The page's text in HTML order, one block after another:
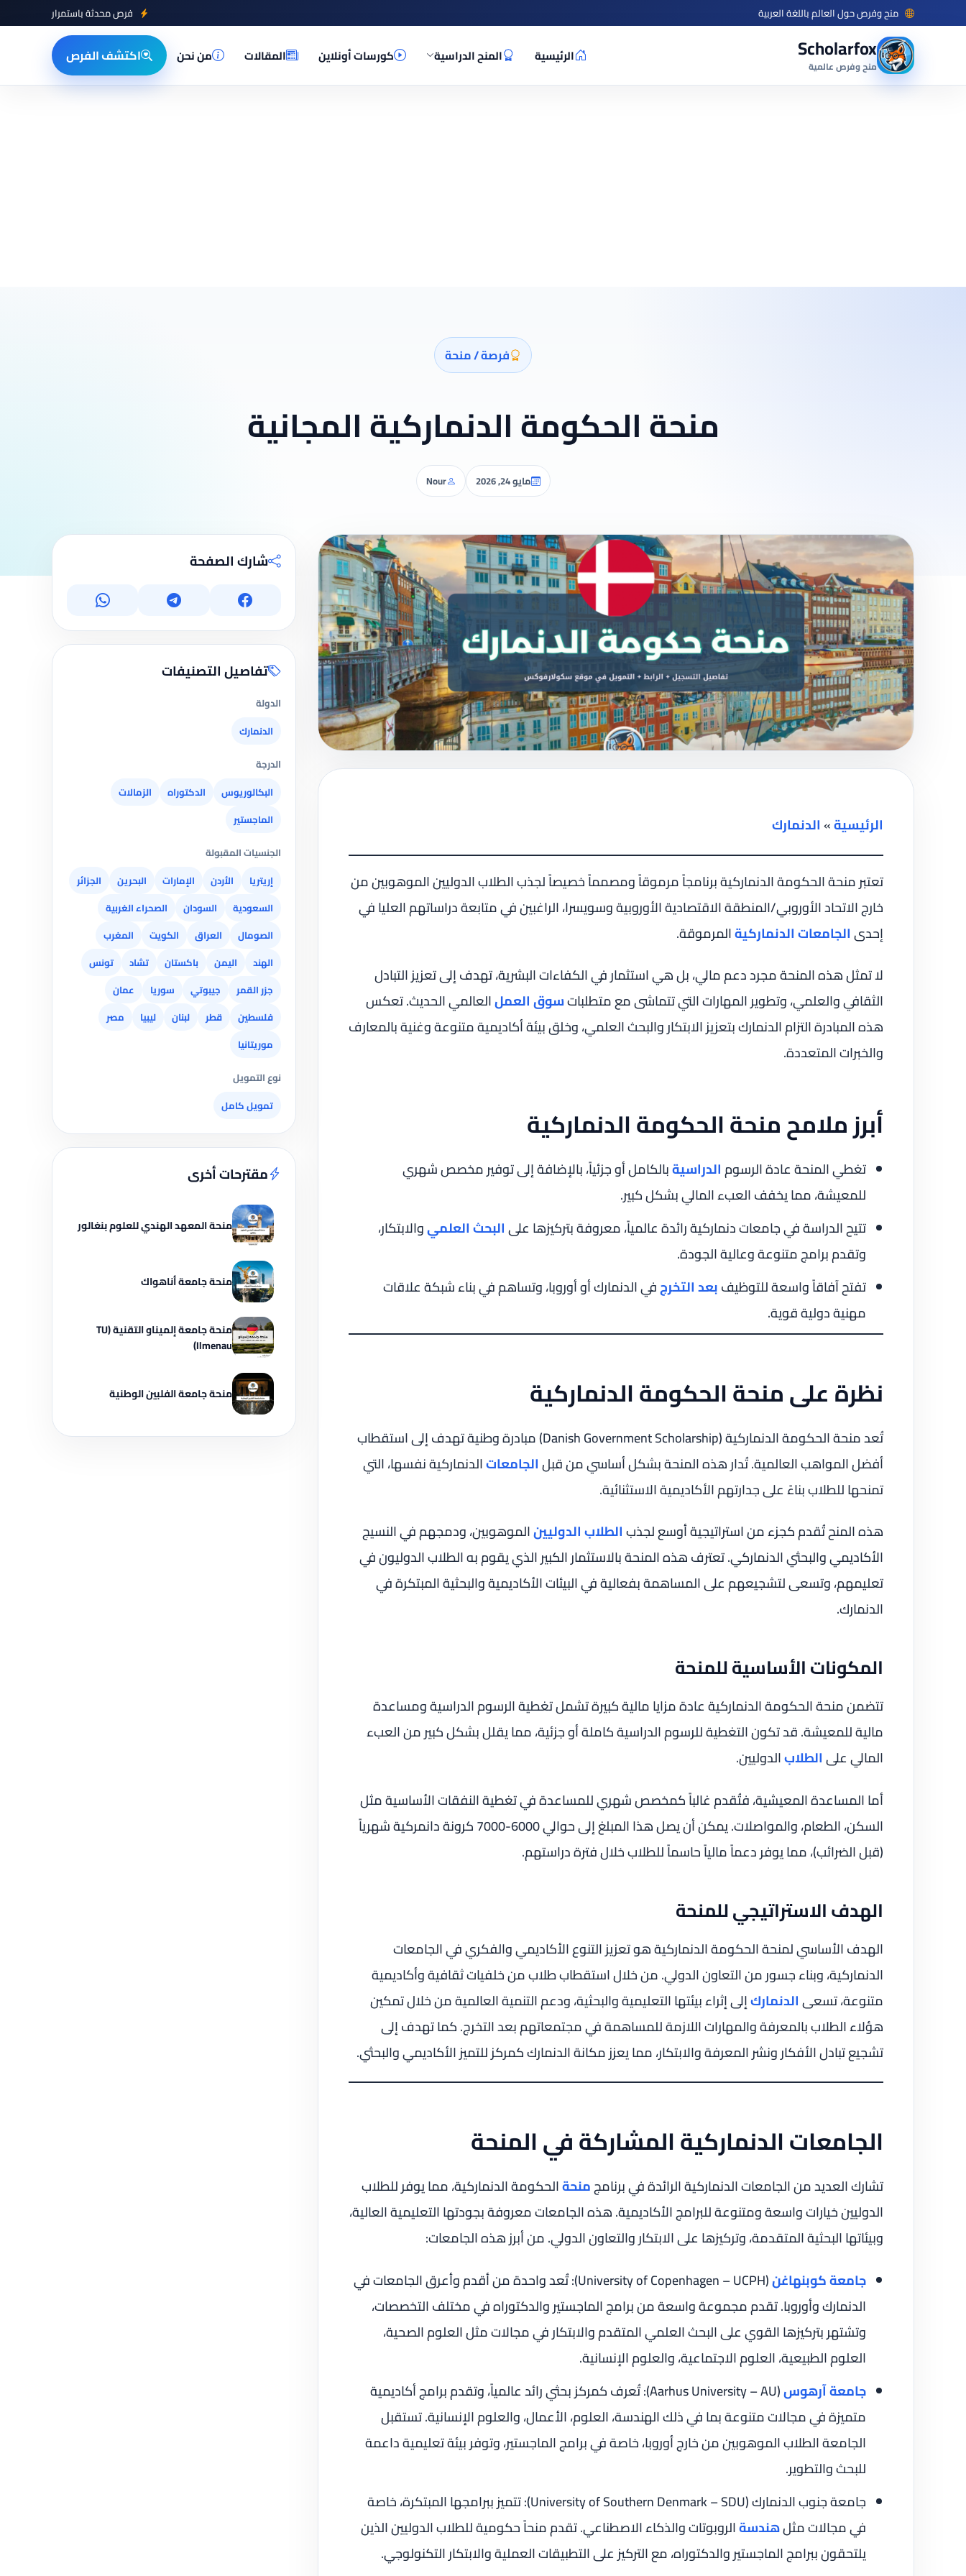
منح وفرص حول العالم باللغة العربية فرص محدثة باستمرار
Scholarfox
منح وفرص عالمية
الرئيسية المنح الدراسية كورسات أونلاين المقالات من نحن اكتشف الفرص
فرصة / منحة
منحة الحكومة الدنماركية المجانية
مايو 24, 2026 Nour
الرئيسية»الدنمارك
تعتبر منحة الحكومة الدنماركية برنامجاً مرموقاً ومصمماً خصيصاً لجذب الطلاب الدوليين الموهوبين من
خارج الاتحاد الأوروبي/المنطقة الاقتصادية الأوروبية وسويسرا، الراغبين في متابعة دراساتهم العليا في
إحدىالجامعات الدنماركيةالمرموقة.
لا تمثل هذه المنحة مجرد دعم مالي، بل هي استثمار في الكفاءات البشرية، تهدف إلى تعزيز التبادل
الثقافي والعلمي، وتطوير المهارات التي تتماشى مع متطلباتسوق العملالعالمي الحديث. تعكس
هذه المبادرة التزام الدنمارك بتعزيز الابتكار والبحث العلمي، وخلق بيئة أكاديمية متنوعة وغنية بالمعارف
والخبرات المتعددة.
أبرز ملامح منحة الحكومة الدنماركية
تغطي المنحة عادة الرسومالدراسيةبالكامل أو جزئياً، بالإضافة إلى توفير مخصص شهري
للمعيشة، مما يخفف العبء المالي بشكل كبير.
تتيح الدراسة في جامعات دنماركية رائدة عالمياً، معروفة بتركيزها علىالبحث العلميوالابتكار،
وتقدم برامج متنوعة وعالية الجودة.
تفتح آفاقاً واسعة للتوظيفبعد التخرجفي الدنمارك أو أوروبا، وتساهم في بناء شبكة علاقات
مهنية دولية قوية.
نظرة على منحة الحكومة الدنماركية
تُعد منحة الحكومة الدنماركية (Danish Government Scholarship) مبادرة وطنية تهدف إلى استقطاب
أفضل المواهب العالمية. تُدار هذه المنحة بشكل أساسي من قبلالجامعاتالدنماركية نفسها، التي
تمنحها للطلاب بناءً على جدارتهم الأكاديمية الاستثنائية.
هذه المنح تُقدم كجزء من استراتيجية أوسع لجذبالطلاب الدوليينالموهوبين، ودمجهم في النسيج
الأكاديمي والبحثي الدنماركي. تعترف هذه المنحة بالاستثمار الكبير الذي يقوم به الطلاب الدوليون في
تعليمهم، وتسعى لتشجيعهم على المساهمة بفعالية في البيئات الأكاديمية والبحثية المبتكرة في
الدنمارك.
المكونات الأساسية للمنحة
تتضمن منحة الحكومة الدنماركية عادة مزايا مالية كبيرة تشمل تغطية الرسوم الدراسية ومساعدة
مالية للمعيشة. قد تكون التغطية للرسوم الدراسية كاملة أو جزئية، مما يقلل بشكل كبير من العبء
المالي علىالطلابالدوليين.
أما المساعدة المعيشية، فتُقدم غالباً كمخصص شهري للمساعدة في تغطية النفقات الأساسية مثل
السكن، الطعام، والمواصلات. يمكن أن يصل هذا المبلغ إلى حوالي 6000-7000 كرونة دانمركية شهرياً
(قبل الضرائب)، مما يوفر دعماً مالياً حاسماً للطلاب خلال فترة دراستهم.
الهدف الاستراتيجي للمنحة
الهدف الأساسي لمنحة الحكومة الدنماركية هو تعزيز التنوع الأكاديمي والفكري في الجامعات
الدنماركية، وبناء جسور من التعاون الدولي. من خلال استقطاب طلاب من خلفيات ثقافية وأكاديمية
متنوعة، تسعىالدنماركإلى إثراء بيئتها التعليمية والبحثية، ودعم التنمية العالمية من خلال تمكين
هؤلاء الطلاب بالمعرفة والمهارات اللازمة للمساهمة في مجتمعاتهم بعد التخرج. كما تهدف إلى
تشجيع تبادل الأفكار ونشر المعرفة والابتكار، مما يعزز مكانة الدنمارك كمركز للتميز الأكاديمي والبحثي.
الجامعات الدنماركية المشاركة في المنحة
تشارك العديد من الجامعات الدنماركية الرائدة في برنامجمنحةالحكومة الدنماركية، مما يوفر للطلاب
الدوليين خيارات واسعة ومتنوعة للبرامج الأكاديمية. هذه الجامعات معروفة بجودتها التعليمية العالية،
وبيئاتها البحثية المتقدمة، وتركيزها على الابتكار والتعاون الدولي. من أبرز هذه الجامعات:
جامعة كوبنهاغن
(University of Copenhagen – UCPH): تُعد واحدة من أقدم وأعرق الجامعات في
الدنمارك وأوروبا. تقدم مجموعة واسعة من برامج الماجستير والدكتوراه في مختلف التخصصات،
وتشتهر بتركيزها القوي على البحث العلمي المتقدم والابتكار في مجالات مثل العلوم الصحية،
العلوم الطبيعية، العلوم الاجتماعية، والعلوم الإنسانية.
جامعة آرهوس
(Aarhus University – AU): تُعرف كمركز بحثي رائد عالمياً، وتقدم برامج أكاديمية
متميزة في مجالات متنوعة بما في ذلك الهندسة، العلوم، الأعمال، والعلوم الإنسانية. تستقبل
الجامعة الطلاب الموهوبين من خارج أوروبا، خاصة في برامج الماجستير، وتوفر بيئة تعليمية داعمة
للبحث والتطوير.
جامعة جنوب الدنمارك (University of Southern Denmark – SDU): تتميز ببرامجها المبتكرة، خاصة
في مجالات مثلهندسةالروبوتات والذكاء الاصطناعي. تقدم منحاً حكومية للطلاب الدوليين الذين
يلتحقون ببرامج الماجستير والدكتوراه، مع التركيز على التطبيقات العملية والابتكار التكنولوجي.
شارك الصفحة
تفاصيل التصنيفات
الدولة
الدنمارك
الدرجة
البكالوريوس
الدكتوراه
الزمالات
الماجستير
الجنسيات المقبولة
إريتريا
الأردن الإمارات البحرين
الجزائر
السعودية
السودان
الصحراء الغربية
الصومال
العراق الكويت
المغرب
الهند
اليمن باكستان تشاد
تونس
جزر القمر
جيبوتي سوريا
عمان
فلسطين
قطر لبنان ليبيا
مصر
موريتانيا
نوع التمويل
تمويل كامل
مقترحات أخرى
منحة المعهد الهندي للعلوم بنغالور
منحة جامعة أناهواك
منحة جامعة إلميناو التقنية (TU
Ilmenau)
منحة جامعة الفلبين الوطنية